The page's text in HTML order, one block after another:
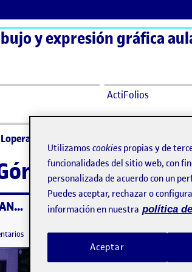
y expresión gráfica
ActiFolios
Gómez
PEC3. DIBUJO EXPANDIDO. PROYECTO «ConsciencIA»
8:24 pm
en PEC3. DIBUJO EXPANDIDO. PROYECTO
Publicado por
Visibilidad:
Pública-Fecha de publicación
13 Ene 202213 enero,
-
Utilizamos cookies propias y de
funcionalidades del sitio web, con
personalizada de acuerdo con un
Puedes aceptar, rechazar o
información en nuestra política
Aceptar